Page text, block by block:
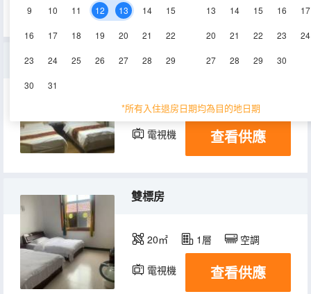
9 10 11 12 13 14 15
16 17 18 19 20 21 22
23 24 25 26 27 28 29
30 31
13 14 15 16 17
20 21 22 23 24
27 28 29 30
*所有入住退房日期均為目的地日期
標準間
18㎡ 1層 空調
電視機 冰箱
查看供應
雙標房
20㎡ 1層 空調
電視機 冰箱
查看供應